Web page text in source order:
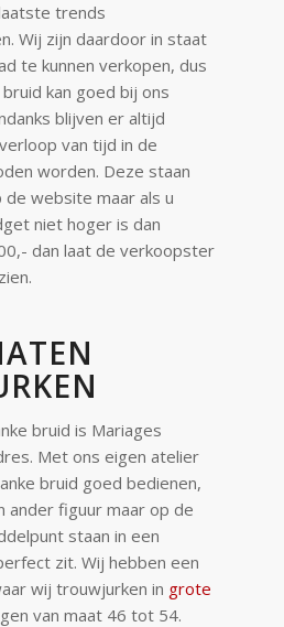
trends
Wij zijn daardoor in staat
te kunnen verkopen, dus
kan goed bij ons
blijven er altijd
van tijd in de
worden. Deze staan
website maar als u
niet hoger is dan
dan laat de verkoopster
bruid is Mariages
Met ons eigen atelier
bruid goed bedienen,
ander figuur maar op de
staan in een
zit. Wij hebben een
wij trouwjurken in grote
van maat 46 tot 54.